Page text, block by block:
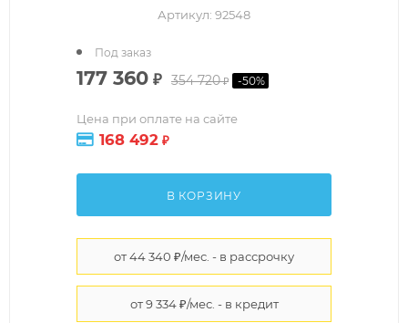
Артикул: 92548
177 360 ₽ 354 720₽ -50%
Цена при оплате на сайте
168 492 ₽
Под заказ
В КОРЗИНУ